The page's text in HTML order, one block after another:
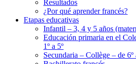
Resultados
¿Por qué aprender francés?
Etapas educativas
Infantil – 3, 4 y 5 años
Educación primaria en el
1º a 5º
Secundaria – Collège – de 6º